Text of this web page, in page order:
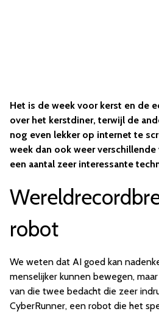
Het is de week voor kerst en de
over het kerstdiner, terwijl de
nog even lekker op internet te
week dan ook weer verschillende
een aantal zeer interessante
robot
We weten dat AI goed kan
menselijker kunnen bewegen,
van die twee bedacht die zeer
CyberRunner, een robot die het